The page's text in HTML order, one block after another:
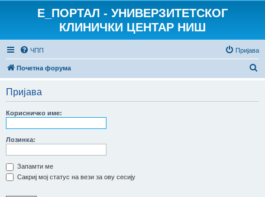
E_ПОРТАЛ - УНИВЕРЗИТЕТСКОГ
КЛИНИЧКИ ЦЕНТАР НИШ
ЧПП Пријава
Почетна форума
Пријава
Корисничко име:
Лозинка:
Запамти ме
Сакриј мој статус на вези за ову сесију